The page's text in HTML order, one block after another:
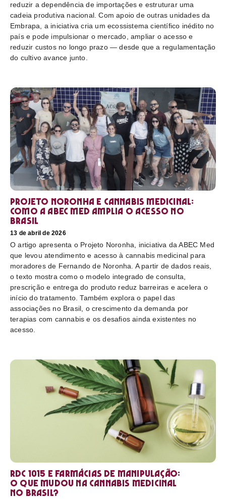
reduzir a dependência de importações e estruturar uma
cadeia produtiva nacional. Com apoio de outras unidades da
Embrapa, a iniciativa cria um ecossistema científico inédito no
país e pode impulsionar o mercado, ampliar o acesso e
reduzir custos no longo prazo — desde que a regulamentação
do cultivo avance junto.
Projeto Noronha e cannabis medicinal:
como a ABEC Med amplia o acesso no
Brasil
13 de abril de 2026
O artigo apresenta o Projeto Noronha, iniciativa da ABEC Med
que levou atendimento e acesso à cannabis medicinal para
moradores de Fernando de Noronha. A partir de dados reais,
o texto mostra como o modelo integrado de consulta,
prescrição e entrega do produto reduz barreiras e acelera o
início do tratamento. Também explora o papel das
associações no Brasil, o crescimento da demanda por
terapias com cannabis e os desafios ainda existentes no
acesso.
RDC 1015 e farmácias de manipulação:
o que mudou na cannabis medicinal
no Brasil?